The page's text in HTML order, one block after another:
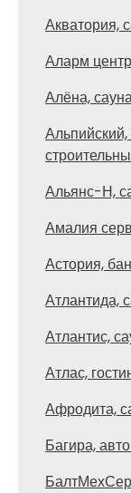
Акватория,
Аларм центр
Алёна,
Альпийский,
Альянс-Н,
Амалия
Астория,
Атлантида,
Атлантис,
Атлас,
Афродита,
Багира,